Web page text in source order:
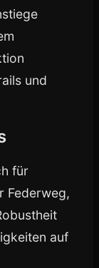
und
für
Federweg,
auf